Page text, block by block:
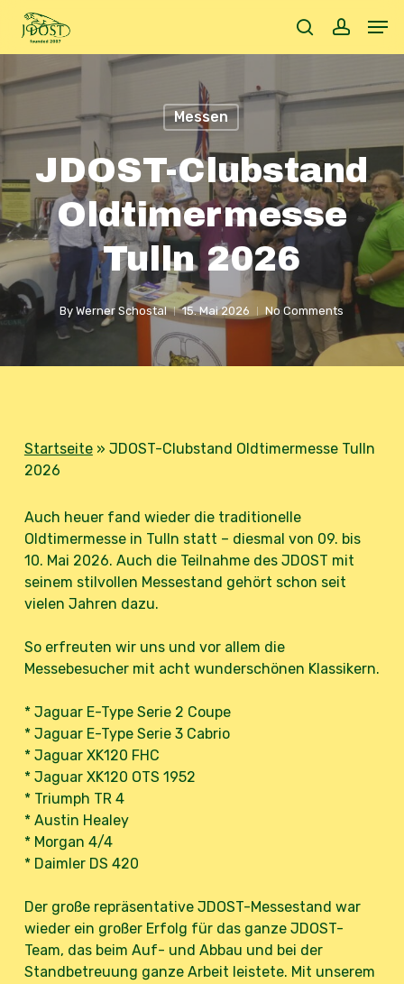
Skip
main
content
search
Messen
JDOST-Clubstand
Oldtimermesse
Tulln 2026
By Werner Schostal 15. Mai 2026 No Comments
Startseite» JDOST-Clubstand Oldtimermesse Tulln
2026
Auch heuer fand wieder die traditionelle
Oldtimermesse in Tulln statt – diesmal von 09. bis
10. Mai 2026. Auch die Teilnahme des JDOST mit
seinem stilvollen Messestand gehört schon seit
vielen Jahren dazu.
So erfreuten wir uns und vor allem die
Messebesucher mit acht wunderschönen Klassikern.
* Jaguar E-Type Serie 2 Coupe
* Jaguar E-Type Serie 3 Cabrio
* Jaguar XK120 FHC
* Jaguar XK120 OTS 1952
* Triumph TR 4
* Austin Healey
* Morgan 4/4
* Daimler DS 420
Der große repräsentative JDOST-Messestand war
wieder ein großer Erfolg für das ganze JDOST-
Team, das beim Auf- und Abbau und bei der
Standbetreuung ganze Arbeit leistete. Mit unserem